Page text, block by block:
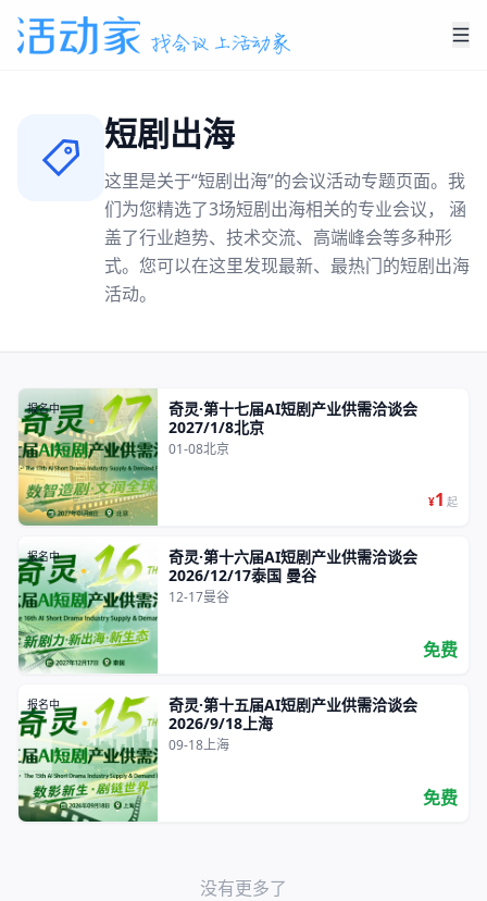
短剧出海
这里是关于“短剧出海”的会议活动专题页面。我
们为您精选了3场短剧出海相关的专业会议， 涵
盖了行业趋势、技术交流、高端峰会等多种形
式。您可以在这里发现最新、最热门的短剧出海
活动。
报名中
奇灵·第十七届AI短剧产业供需洽谈会
2027/1/8北京
01-08北京
¥1 起
报名中
奇灵·第十六届AI短剧产业供需洽谈会
2026/12/17泰国 曼谷
12-17曼谷
免费
报名中
奇灵·第十五届AI短剧产业供需洽谈会
2026/9/18上海
09-18上海
免费
没有更多了